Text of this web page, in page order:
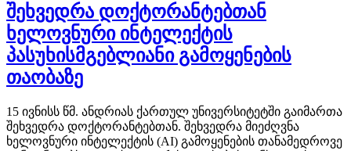
შეხვედრა დოქტორანტებთან
ხელოვნური ინტელექტის
პასუხისმგებლიანი გამოყენების
თაობაზე
15 ივნისს წმ. ანდრიას ქართულ უნივერსიტეტში გაიმართა
შეხვედრა დოქტორანტებთან. შეხვედრა მიეძღვნა
ხელოვნური ინტელექტის (AI) გამოყენების თანამედროვე